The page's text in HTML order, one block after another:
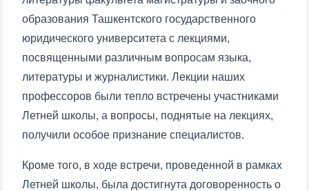
образования Ташкентского государственного
юридического университета с лекциями,
посвященными различным вопросам языка,
литературы и журналистики. Лекции наших
профессоров были тепло встречены участниками
Летней школы, а вопросы, поднятые на лекциях,
получили особое признание специалистов.
Кроме того, в ходе встречи, проведенной в рамках
Летней школы, была достигнута договоренность о